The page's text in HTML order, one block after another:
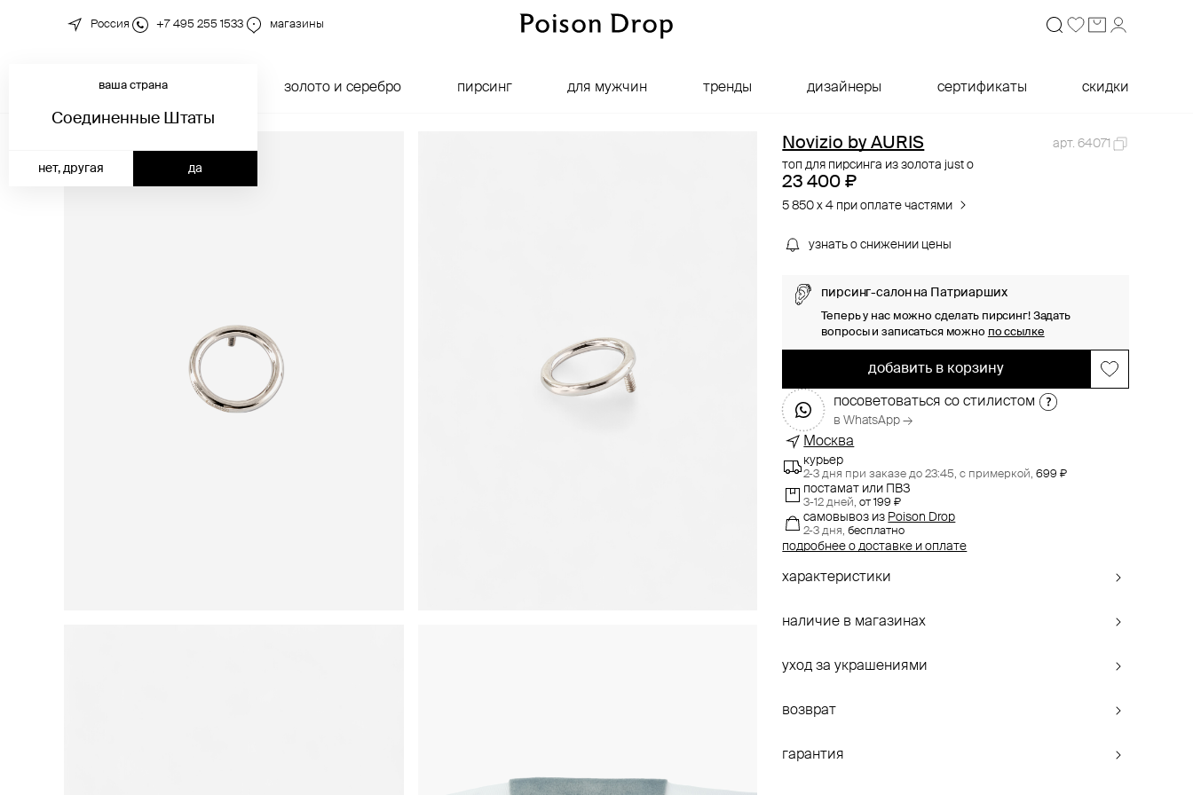
Россия +7 495 255 1533 магазины
новинки золото и серебро пирсинг для мужчин тренды дизайнеры сертификаты скидки
ваша страна
Соединенные Штаты
да
нет, другая
Novizio by AURIS
арт. 64071
топ для пирсинга из золота just o
23 400 ₽
5 850 x 4 при оплате частями
узнать о снижении цены
пирсинг-салон на Патриарших
Теперь у нас можно сделать пирсинг! Задать
вопросы и записаться можно по ссылке
добавить в корзину
посоветоваться со стилистом
в WhatsApp →
Москва
курьер
2-3 дня при заказе до 23:45,с примеркой, 699 ₽
постамат или ПВЗ
3-12 дней,от 199 ₽
самовывоз из Poison Drop
2-3 дня,бесплатно
подробнее о доставке и оплате
характеристики
наличие в магазинах
уход за украшениями
возврат
гарантия